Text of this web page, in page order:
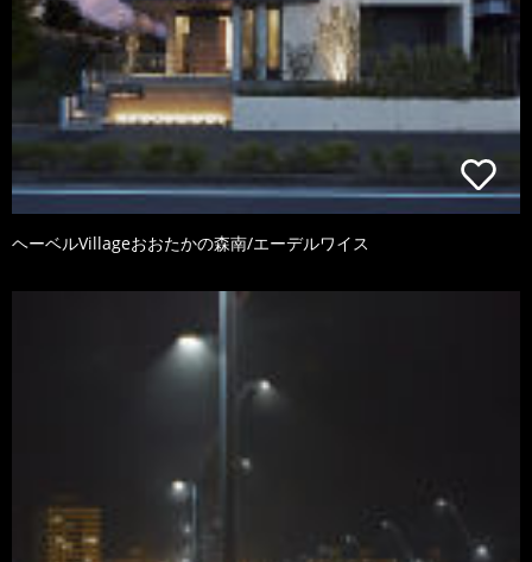
ヘーベルVillageおおたかの森南/エーデルワイス